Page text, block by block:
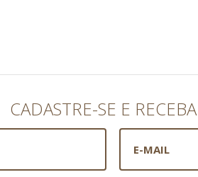
CADASTRE-SE E RECEBA